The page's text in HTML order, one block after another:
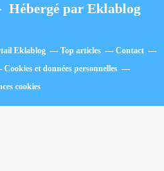
Hébergé par Eklablog
Eklablog Top articles
Contact
Cookies et données personnelles
cookies